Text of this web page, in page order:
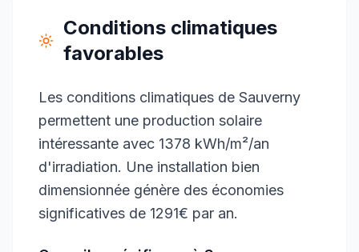
Conditions climatiques
favorables
Les conditions climatiques de Sauverny
permettent une production solaire
intéressante avec 1378 kWh/m²/an
d'irradiation. Une installation bien
dimensionnée génère des économies
significatives de 1291€ par an.